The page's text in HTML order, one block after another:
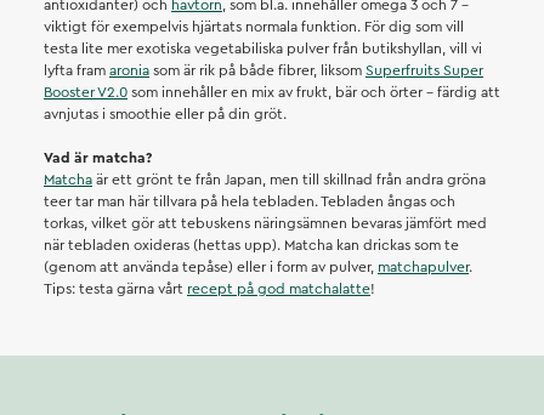
antioxidanter) och havtorn , som bl.a. innehåller omega 3 och 7 –
viktigt för exempelvis hjärtats normala funktion. För dig som vill
testa lite mer exotiska vegetabiliska pulver från butikshyllan, vill vi
lyfta fram aronia som är rik på både fibrer, liksom Superfruits Super
Booster V2.0 som innehåller en mix av frukt, bär och örter – färdig att
avnjutas i smoothie eller på din gröt.
Vad är matcha?
Matcha är ett grönt te från Japan, men till skillnad från andra gröna
teer tar man här tillvara på hela tebladen. Tebladen ångas och
torkas, vilket gör att tebuskens näringsämnen bevaras jämfört med
när tebladen oxideras (hettas upp). Matcha kan drickas som te
(genom att använda tepåse) eller i form av pulver, matchapulver.
Tips: testa gärna vårt recept på god matchalatte!